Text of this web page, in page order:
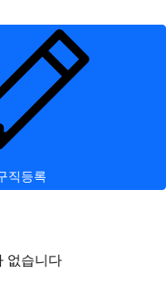
직등록
없습니다